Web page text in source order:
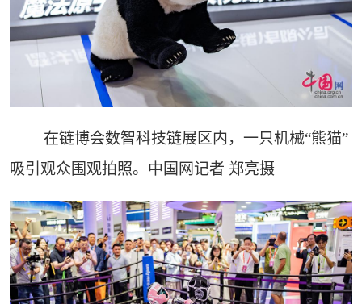
在链博会数智科技链展区内，一只机械“熊猫”
吸引观众围观拍照。中国网记者 郑亮摄